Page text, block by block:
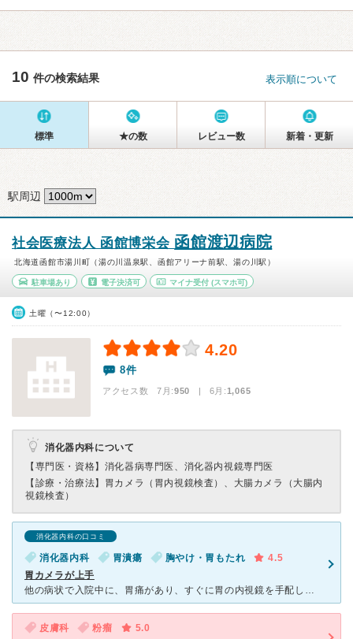
10 件の検索結果 表示順について
標準 ★の数 レビュー数 新着・更新
駅周辺
社会医療法人 函館博栄会 函館渡辺病院
北海道函館市湯川町（湯の川温泉駅、函館アリーナ前駅、湯の川駅）
駐車場あり 電子決済可 マイナ受付 (スマホ可)
土曜（〜12:00）
4.20
8件
アクセス数 7月:950 | 6月:1,065
消化器内科について
【専門医・資格】 消化器病専門医、消化器内視鏡専門医
【診療・治療法】 胃カメラ（胃内視鏡検査）、大腸カメラ（大腸内
視鏡検査）
消化器内科の口コミ
消化器内科 胃潰瘍 胸やけ・胃もたれ
4.5
胃カメラが上手
他の病状で入院中に、胃痛があり、すぐに胃の内視鏡を手配してくれました。麻酔も丁寧で、他の病院よりも苦しくなく上手な先生でした。 モニターを自分で確認しなからの処置でしたので、悪い所がすぐにわかりとて
皮膚科 粉瘤
5.0